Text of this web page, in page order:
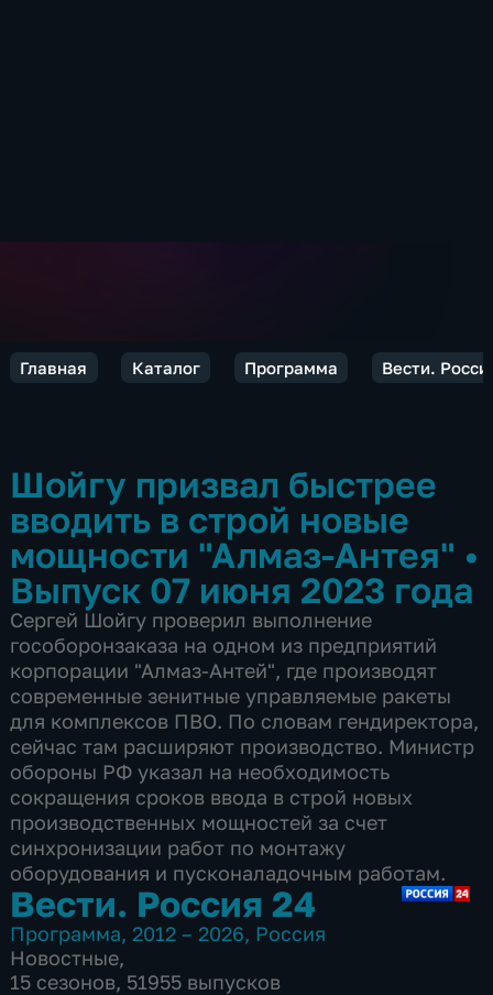
Главная Каталог Программа Вести.
Шойгу призвал быстрее
вводить в строй новые
мощности "Алмаз-Антея" •
Выпуск 07 июня 2023 года
Сергей Шойгу проверил выполнение
гособоронзаказа на одном из предприятий
корпорации "Алмаз-Антей", где производят
современные зенитные управляемые ракеты
для комплексов ПВО. По словам гендиректора,
сейчас там расширяют производство. Министр
обороны РФ указал на необходимость
сокращения сроков ввода в строй новых
производственных мощностей за счет
синхронизации работ по монтажу
оборудования и пусконаладочным работам.
Вести. Россия 24
Программа, 2012 – 2026, Россия
Новостные,
15 сезонов, 51955 выпусков